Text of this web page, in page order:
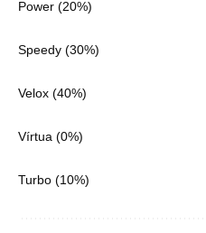
Power (20%)
Speedy (30%)
Velox (40%)
Vírtua (0%)
Turbo (10%)